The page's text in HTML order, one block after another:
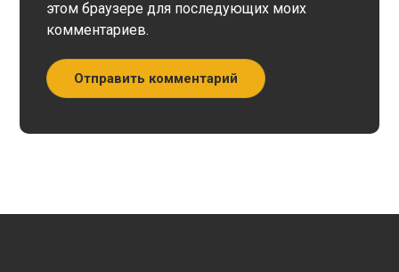
этом браузере для последующих моих
комментариев.
Отправить комментарий